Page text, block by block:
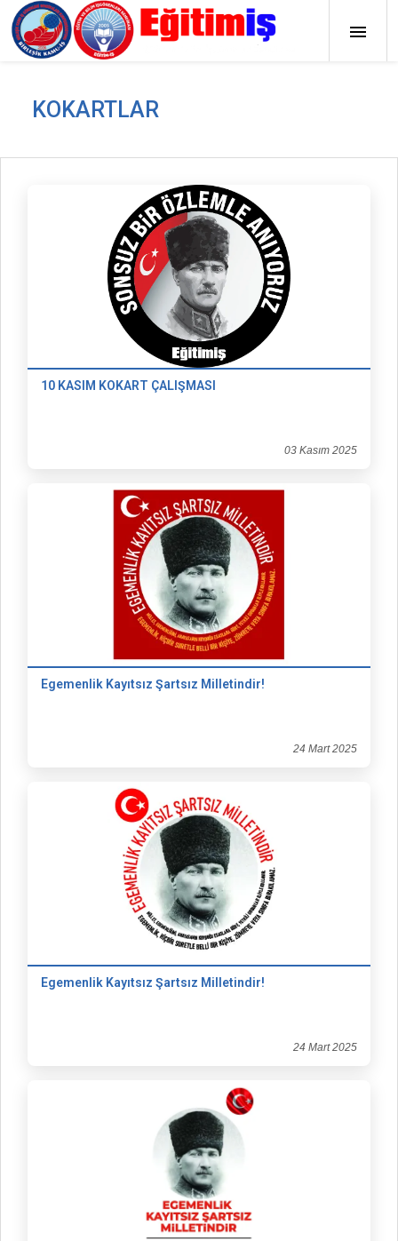
KOKARTLAR
10 KASIM KOKART ÇALIŞMASI
03 Kasım 2025
Egemenlik Kayıtsız Şartsız Milletindir!
24 Mart 2025
Egemenlik Kayıtsız Şartsız Milletindir!
24 Mart 2025